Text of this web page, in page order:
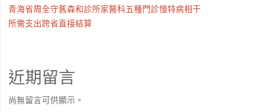
青海省周全守舊森和診所家醫科五種門診慢特病相干
所需支出跨省直接結算
近期留言
尚無留言可供顯示。